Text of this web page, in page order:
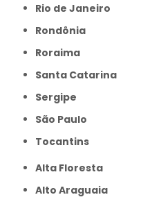
Rio de Janeiro
Rondônia
Roraima
Santa Catarina
Sergipe
São Paulo
Tocantins
Alta Floresta
Alto Araguaia